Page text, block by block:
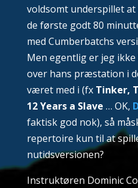
voldsomt underspillet at
de første godt 80
med Cumberbatchs
Men egentlig er jeg
over hans præstation i
været med i (fx Tinker,
12 Years a Slave … OK,
faktisk god nok), så
repertoire kun til at
nutidsversionen?
Instruktøren Dominic